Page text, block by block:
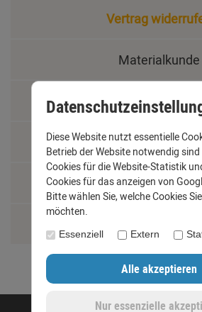
Vertrag
Materialkunde
Fachbegriffe
Jobs
Montage und
Diese Website nutzt essentielle
Betrieb der Website notwendig
Cookies für die Website-Statistik
Cookies für das anzeigen von
Bitte wählen Sie, welche Cookies
möchten.
Essenziell Extern